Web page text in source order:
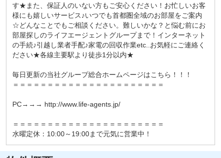
す★また、保証人のいない方もご安心ください！お忙しいお客
様にも嬉しいサービス♪いつでも首都圏全域のお部屋をご案内
☆どんなことでもご相談ください。難しいかな？と悩む前にお
部屋探しのライフエージェントグループまで！インターネット
の手続♪引越し業者手配♪家電の回収作業etc..お気軽にご連絡く
ださい★各線主要駅より徒歩1分以内★
毎日更新の当社グループ総合ホームページはこちら！！！
＝＝＝＝＝＝＝＝＝＝＝＝＝＝＝＝＝＝＝＝＝＝
PC→→→ http://www.life-agents.jp/
＝＝＝＝＝＝＝＝＝＝＝＝＝＝＝＝＝＝＝＝＝＝
水曜定休：10:00～19:00まで元気に営業中！